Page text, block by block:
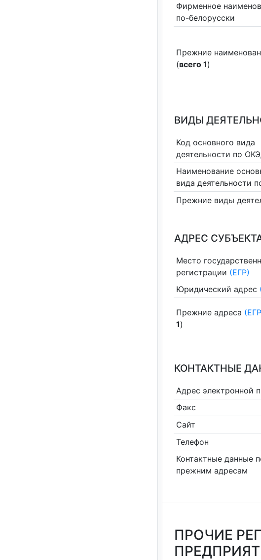
Фирменное
по-белорусски
Прежние
(всего 1)
ВИДЫ
Код основного вида
деятельности по
Наименование
вида деятельности
Прежние виды
АДРЕС
Место
регистрации (ЕГР)
Юридический адрес
Прежние адреса
1)
КОНТАКТНЫЕ
Адрес электронной
Факс
Сайт
Телефон
Контактные данные
прежним адресам
ПРОЧИЕ